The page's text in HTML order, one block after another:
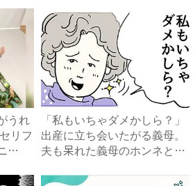
うれ
リフ
「私もいちゃダメかしら？」
出産に立ち会いたがる義母。
夫も呆れた義母のホンネと